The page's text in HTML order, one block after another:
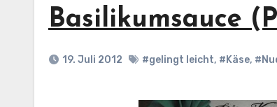
Basilikumsauce
19. Juli 2012 #gelingt leicht, #Käse,